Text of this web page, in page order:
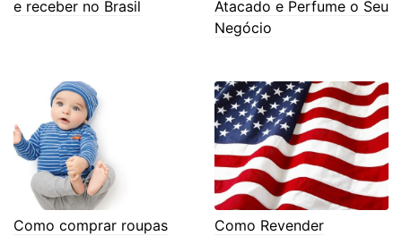
e receber no Brasil
Atacado e Perfume o Seu
Negócio
Como comprar roupas
Como Revender